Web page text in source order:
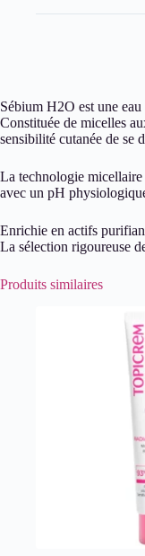
Sébium H2O est une
Constituée de micelles
sensibilité cutanée de se
La technologie
avec un pH
Enrichie en actifs
La sélection rigoureuse
Produits similaires